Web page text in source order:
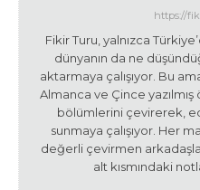
https://
Fikir Turu, yalnızca
dünyanın da ne
aktarmaya çalışıyor. Bu
Almanca ve Çince
bölümlerini çevirerek,
sunmaya çalışıyor. Her
değerli çevirmen
alt kısmındaki